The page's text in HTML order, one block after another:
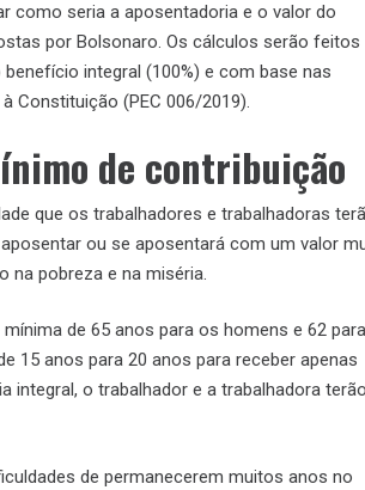
como seria a aposentadoria e o valor do
por Bolsonaro. Os cálculos serão feitos
integral (100%) e com base nas
Constituição (PEC 006/2019).
de contribuição
que os trabalhadores e trabalhadoras
ou se aposentará com um valor
na pobreza e na miséria.
de 65 anos para os homens e 62
15 anos para 20 anos para receber apenas
integral, o trabalhador e a trabalhadora terão
de permanecerem muitos anos no